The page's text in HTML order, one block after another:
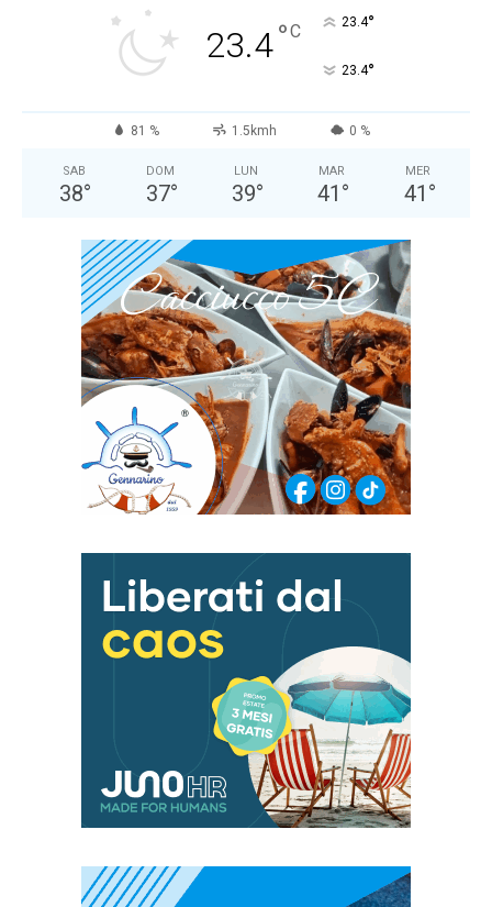
23.4°C 23.4°
23.4°
81 % 1.5kmh 0 %
SAB
38°
DOM
37°
LUN
39°
MAR
41 °
MER
41 °